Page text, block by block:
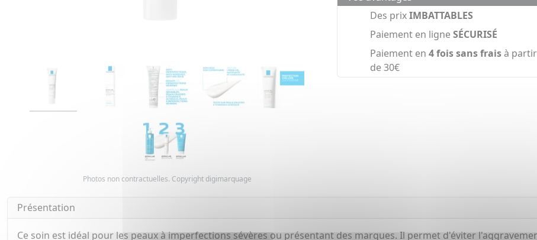
Photos non contractuelles. Copyright digimarquage
Des prixIMBATTABLES
Paiement en ligneSÉCURISÉ
Paiement en 4 fois sans fraisà partir
de 30€
Présentation
Ce soin est idéal pour les peaux à imperfections sévères ou présentant des marques. Il permet d'éviter